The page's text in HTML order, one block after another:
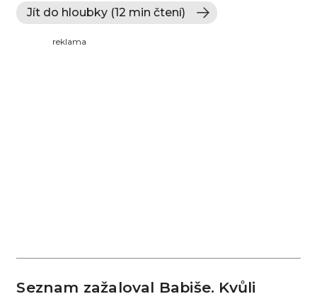
Jít do hloubky (12 min čtení)
reklama
Seznam zažaloval Babiše. Kvůli